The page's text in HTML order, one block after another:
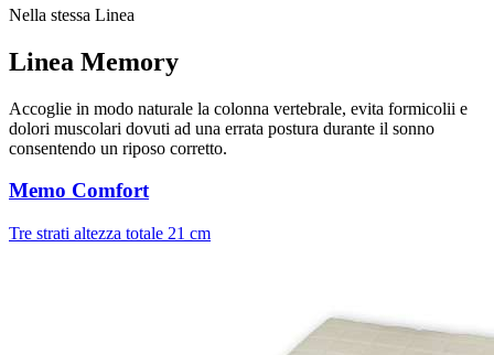
Nella stessa Linea
Linea Memory
Accoglie in modo naturale la colonna vertebrale, evita formicolii e
dolori muscolari dovuti ad una errata postura durante il sonno
consentendo un riposo corretto.
Memo Comfort
Tre strati altezza totale 21 cm